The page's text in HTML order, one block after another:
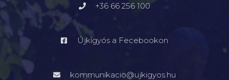
+36 66 256 100
Újkígyós a Fecebookon
kommunikacio@ujkigyos.hu